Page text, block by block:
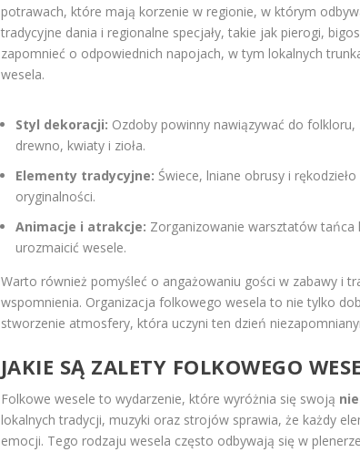
potrawach, które mają korzenie w regionie, w którym
tradycyjne dania i regionalne specjały, takie jak pierogi,
zapomnieć o odpowiednich napojach, w tym lokalnych
wesela.
Styl dekoracji: Ozdoby powinny nawiązywać do
drewno, kwiaty i zioła.
Elementy tradycyjne: Świece, lniane obrusy i
oryginalności.
Animacje i atrakcje: Zorganizowanie warsztatów
urozmaicić wesele.
Warto również pomyśleć o angażowaniu gości w zabawy i
wspomnienia. Organizacja folkowego wesela to nie tylko
stworzenie atmosfery, która uczyni ten dzień
JAKIE SĄ ZALETY FOLKOWEGO
Folkowe wesele to wydarzenie, które wyróżnia się swoją
lokalnych tradycji, muzyki oraz strojów sprawia, że każdy
emocji. Tego rodzaju wesela często odbywają się w